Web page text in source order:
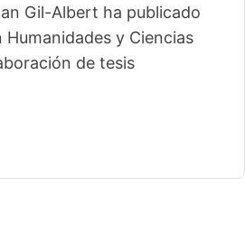
Gil-Albert ha publicado
y Ciencias
de tesis